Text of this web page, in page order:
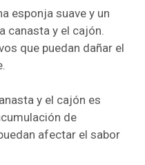
esponja suave y un
canasta y el cajón.
que puedan dañar el
y el cajón es
de
afectar el sabor